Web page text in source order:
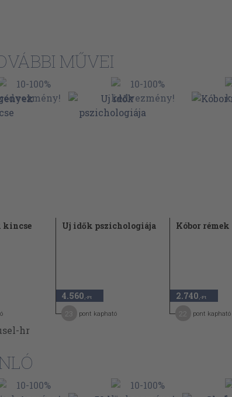
MŰVEI
kincse Uj idők pszichologiája
4.560 ,-Ft
pont kapható
Kóbor rémek
2.740 ,-Ft
pont kapható